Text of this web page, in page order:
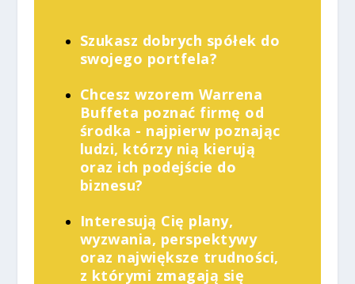
Szukasz dobrych spółek do
swojego portfela?
Chcesz wzorem Warrena
Buffeta poznać firmę od
środka - najpierw poznając
ludzi, którzy nią kierują
oraz ich podejście do
biznesu?
Interesują Cię plany,
wyzwania, perspektywy
oraz największe trudności,
z którymi zmagają się